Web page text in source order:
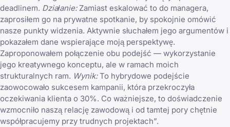
deadlinem. Działanie:Zamiast eskalować to do managera,
zaprosiłem go na prywatne spotkanie, by spokojnie omówić
nasze punkty widzenia. Aktywnie słuchałem jego argumentów i
pokazałem dane wspierające moją perspektywę.
Zaproponowałem połączenie obu podejść — wykorzystanie
jego kreatywnego konceptu, ale w ramach moich
strukturalnych ram. Wynik:To hybrydowe podejście
zaowocowało sukcesem kampanii, która przekroczyła
oczekiwania klienta o 30%. Co ważniejsze, to doświadczenie
wzmocniło naszą relację zawodową i od tamtej pory chętnie
współpracujemy przy trudnych projektach”.